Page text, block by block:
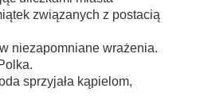
związanych z postacią
niezapomniane wrażenia.
sprzyjała kąpielom,